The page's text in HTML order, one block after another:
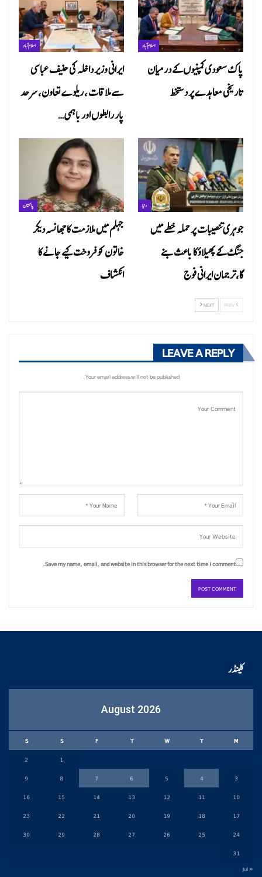
اسلام آباد
ایرانی وزیر داخلہ کی حنیف عباسی
سے ملاقات ، ریلوے تعاون، سرحد
پار رابطوں اور باہمی…
اسلام آباد
پاک سعودی کمپنیوں کے درمیان
تاریخی معاہدے پر دستخط
پاکستان
جہلم میں ملازمت کا جھانسہ دیکر
خاتون کو فروخت کیے جانے کا
انکشاف
دنیا
جوہری تنصیبات پر حملہ خطے میں
جنگ کے پھیلاؤ کا باعث بنے
گا،ترجمان ایرانی فوج
NEXT
LEAVE A REPLY
Your email address will not be published.
Save my name, email, and website in this browser for the next time I comment.
کلینڈر
August 2026
M
T
W
T
F
S
S
1
2
3
4
5
6
7
8
9
10
11
12
13
14
15
16
17
18
19
20
21
22
23
24
25
26
27
28
29
30
31
« Jul